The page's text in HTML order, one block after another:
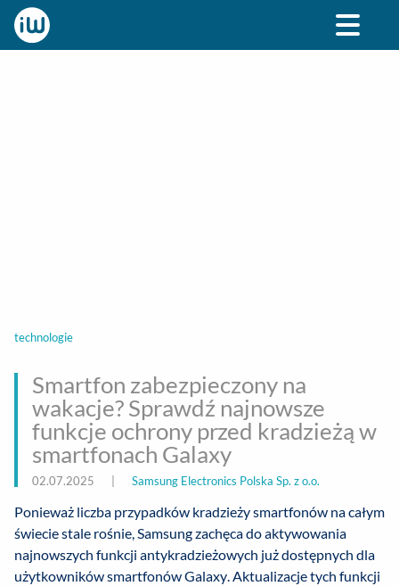
technologie
Smartfon zabezpieczony na
wakacje? Sprawdź najnowsze
funkcje ochrony przed kradzieżą w
smartfonach Galaxy
02.07.2025 Samsung Electronics Polska Sp. z o.o.
Ponieważ liczba przypadków kradzieży smartfonów na całym
świecie stale rośnie, Samsung zachęca do aktywowania
najnowszych funkcji antykradzieżowych już dostępnych dla
użytkowników smartfonów Galaxy. Aktualizacje tych funkcji